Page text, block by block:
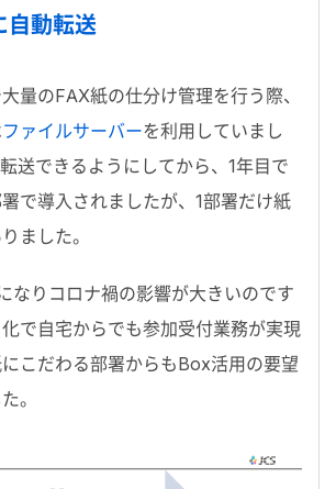
自動転送
量のFAX紙の仕分け管理を行う際、
ファイルサーバーを利用していまし
送できるようにしてから、1年目で
で導入されましたが、1部署だけ紙
ました。
なりコロナ禍の影響が大きいのです
化で自宅からでも参加受付業務が実現
こだわる部署からもBox活用の要望
。